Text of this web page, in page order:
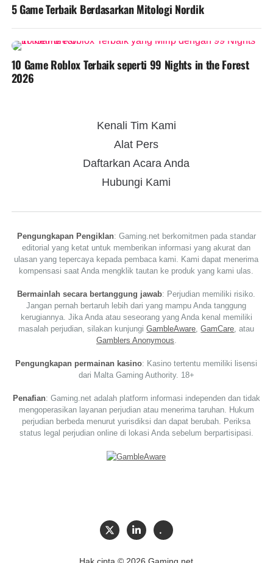
5 Game Terbaik Berdasarkan Mitologi Nordik
10 Game Roblox Terbaik seperti 99 Nights in the Forest
2026
Kenali Tim Kami
Alat Pers
Daftarkan Acara Anda
Hubungi Kami
Pengungkapan Pengiklan: Gaming.net berkomitmen pada standar
editorial yang ketat untuk memberikan informasi yang akurat dan
ulasan yang tepercaya kepada pembaca kami. Kami dapat menerima
kompensasi saat Anda mengklik tautan ke produk yang kami ulas.
Bermainlah secara bertanggung jawab: Perjudian memiliki risiko.
Jangan pernah bertaruh lebih dari yang mampu Anda tanggung
kerugiannya. Jika Anda atau seseorang yang Anda kenal memiliki
masalah perjudian, silakan kunjungiGambleAware ,GamCare , atau
Gamblers Anonymous
Pengungkapan permainan kasino: Kasino tertentu memiliki lisensi
dari Malta Gaming Authority. 18+
Penafian: Gaming.net adalah platform informasi independen dan tidak
mengoperasikan layanan perjudian atau menerima taruhan. Hukum
perjudian berbeda menurut yurisdiksi dan dapat berubah. Periksa
status legal perjudian online di lokasi Anda sebelum berpartisipasi.